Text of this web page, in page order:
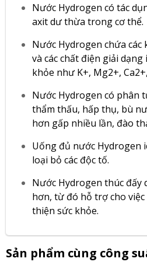
Nước Hydrogen có tác
axit dư thừa trong cơ thể.
Nước Hydrogen chứa
và các chất điện giải
khỏe như K+, Mg2+,
Nước Hydrogen có phân
thẩm thấu, hấp thụ, bù
hơn gấp nhiều lần, đào
Uống đủ nước Hydrogen
loại bỏ các độc tố.
Nước Hydrogen thúc
hơn, từ đó hỗ trợ cho việc
thiện sức khỏe.
Sản phẩm cùng công